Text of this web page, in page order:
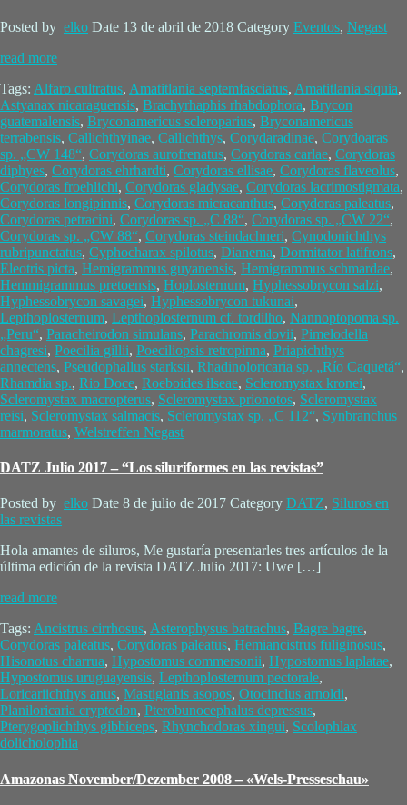
Posted by elko Date 13 de abril de 2018 Category Eventos, Negast
read more
Tags: Alfaro cultratus, Amatitlania septemfasciatus, Amatitlania siquia,
Astyanax nicaraguensis, Brachyrhaphis rhabdophora, Brycon
guatemalensis, Bryconamericus scleroparius, Bryconamericus
terrabensis, Callichthyinae, Callichthys, Corydaradinae, Corydoaras
sp. „CW 148“, Corydoras aurofrenatus, Corydoras carlae, Corydoras
diphyes, Corydoras ehrhardti, Corydoras ellisae, Corydoras flaveolus,
Corydoras froehlichi, Corydoras gladysae, Corydoras lacrimostigmata,
Corydoras longipinnis, Corydoras micracanthus, Corydoras paleatus,
Corydoras petracini, Corydoras sp. „C 88“, Corydoras sp. „CW 22“,
Corydoras sp. „CW 88“, Corydoras steindachneri, Cynodonichthys
rubripunctatus, Cyphocharax spilotus, Dianema, Dormitator latifrons,
Eleotris picta, Hemigrammus guyanensis, Hemigrammus schmardae,
Hemmigrammus pretoensis, Hoplosternum, Hyphessobrycon salzi,
Hyphessobrycon savagei, Hyphessobrycon tukunai,
Lepthoplosternum, Lepthoplosternum cf. tordilho, Nannoptopoma sp.
„Peru“, Paracheirodon simulans, Parachromis dovii, Pimelodella
chagresi, Poecilia gillii, Poeciliopsis retropinna, Priapichthys
annectens, Pseudophallus starksii, Rhadinoloricaria sp. „Río Caquetá“,
Rhamdia sp., Rio Doce, Roeboides ilseae, Scleromystax kronei,
Scleromystax macropterus, Scleromystax prionotos, Scleromystax
reisi, Scleromystax salmacis, Scleromystax sp. „C 112“, Synbranchus
marmoratus, Welstreffen Negast
DATZ Julio 2017 – “Los siluriformes en las revistas”
Posted by elko Date 8 de julio de 2017 Category DATZ, Siluros en
las revistas
Hola amantes de siluros, Me gustaría presentarles tres artículos de la
última edición de la revista DATZ Julio 2017: Uwe […]
read more
Tags: Ancistrus cirrhosus, Asterophysus batrachus, Bagre bagre,
Corydoras paleatus, Corydoras paleatus, Hemiancistrus fuliginosus,
Hisonotus charrua, Hypostomus commersonii, Hypostomus laplatae,
Hypostomus uruguayensis, Lepthoplosternum pectorale,
Loricariichthys anus, Mastiglanis asopos, Otocinclus arnoldi,
Planiloricaria cryptodon, Pterobunocephalus depressus,
Pterygoplichthys gibbiceps, Rhynchodoras xingui, Scolophlax
dolicholophia
Amazonas November/Dezember 2008 – «Wels-Presseschau»